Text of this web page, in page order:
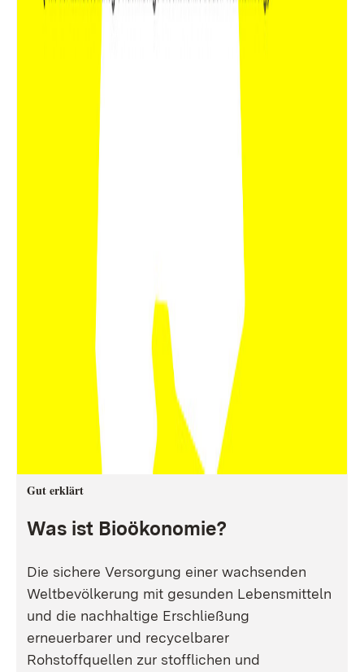
Gut erklärt
Was ist Bioökonomie?
Die sichere Versorgung einer wachsenden
Weltbevölkerung mit gesunden Lebensmitteln
und die nachhaltige Erschließung
erneuerbarer und recycelbarer
Rohstoffquellen zur stofflichen und